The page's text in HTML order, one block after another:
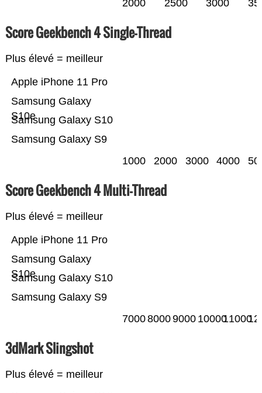
2000 2500 3000
Score Geekbench 4 Single-Thread
Plus élevé = meilleur
Samsung Galaxy S9
Samsung Galaxy S10
Samsung Galaxy
S10e
Apple iPhone 11 Pro
1000 2000 3000 4000
Score Geekbench 4 Multi-Thread
Plus élevé = meilleur
Samsung Galaxy S9
Samsung Galaxy S10
Samsung Galaxy
S10e
Apple iPhone 11 Pro
700080009000 1000011000
3dMark Slingshot
Plus élevé = meilleur